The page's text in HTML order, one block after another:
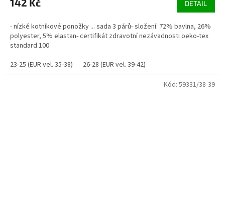
142 Kč DETAIL
- nízké kotníkové ponožky ... sada 3 párů- složení: 72% bavlna, 26%
polyester, 5% elastan- certifikát zdravotní nezávadnosti oeko-tex
standard 100
23-25 (EUR vel. 35-38)
26-28 (EUR vel. 39-42)
Kód: 59331/38-39